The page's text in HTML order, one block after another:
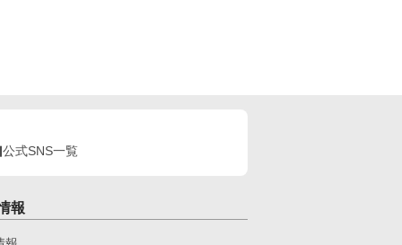
公式SNS一覧
報